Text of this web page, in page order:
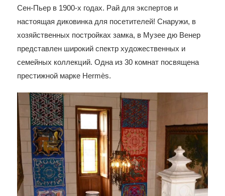
Сен-Пьер в 1900-х годах. Рай для экспертов и
настоящая диковинка для посетителей! Снаружи, в
хозяйственных постройках замка, в Музее дю Венер
представлен широкий спектр художественных и
семейных коллекций. Одна из 30 комнат посвящена
престижной марке Hermès.